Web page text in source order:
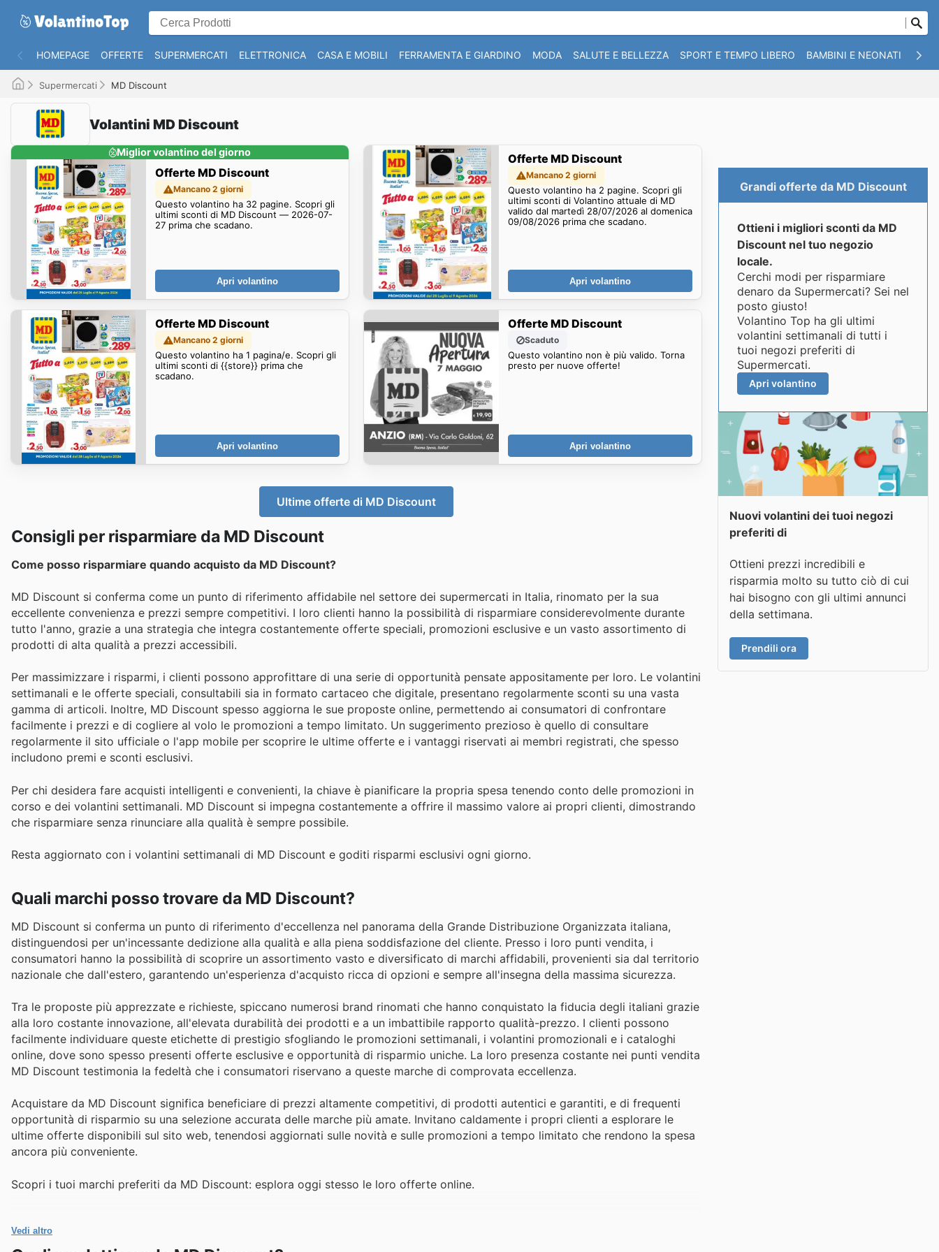
HOMEPAGE OFFERTE SUPERMERCATI ELETTRONICA CASA E MOBILI FERRAMENTA E GIARDINO MODA SALUTE E BELLEZZA SPORT E TEMPO LIBERO BAMBINI E NEONATI
Supermercati MD Discount
Volantini MD Discount
Miglior volantino del giorno
Offerte MD Discount
Mancano 2 giorni
Questo volantino ha 32 pagine. Scopri gli
ultimi sconti di MD Discount — 2026-07-
27 prima che scadano.
Apri volantino
Offerte MD Discount
Mancano 2 giorni
Questo volantino ha 2 pagine. Scopri gli
ultimi sconti di Volantino attuale di MD
valido dal martedì 28/07/2026 al domenica
09/08/2026 prima che scadano.
Apri volantino
Offerte MD Discount
Mancano 2 giorni
Questo volantino ha 1 pagina/e. Scopri gli
ultimi sconti di {{store}} prima che
scadano.
Apri volantino
Offerte MD Discount
Scaduto
Questo volantino non è più valido. Torna
presto per nuove offerte!
Apri volantino
Ultime offerte di MD Discount
Consigli per risparmiare da MD Discount
Come posso risparmiare quando acquisto da MD Discount?
MD Discount si conferma come un punto di riferimento affidabile nel settore dei supermercati in Italia, rinomato per la sua
eccellente convenienza e prezzi sempre competitivi. I loro clienti hanno la possibilità di risparmiare considerevolmente durante
tutto l'anno, grazie a una strategia che integra costantemente offerte speciali, promozioni esclusive e un vasto assortimento di
prodotti di alta qualità a prezzi accessibili.
Per massimizzare i risparmi, i clienti possono approfittare di una serie di opportunità pensate appositamente per loro. Le volantini
settimanali e le offerte speciali, consultabili sia in formato cartaceo che digitale, presentano regolarmente sconti su una vasta
gamma di articoli. Inoltre, MD Discount spesso aggiorna le sue proposte online, permettendo ai consumatori di confrontare
facilmente i prezzi e di cogliere al volo le promozioni a tempo limitato. Un suggerimento prezioso è quello di consultare
regolarmente il sito ufficiale o l'app mobile per scoprire le ultime offerte e i vantaggi riservati ai membri registrati, che spesso
includono premi e sconti esclusivi.
Per chi desidera fare acquisti intelligenti e convenienti, la chiave è pianificare la propria spesa tenendo conto delle promozioni in
corso e dei volantini settimanali. MD Discount si impegna costantemente a offrire il massimo valore ai propri clienti, dimostrando
che risparmiare senza rinunciare alla qualità è sempre possibile.
Resta aggiornato con i volantini settimanali di MD Discount e goditi risparmi esclusivi ogni giorno.
Quali marchi posso trovare da MD Discount?
MD Discount si conferma un punto di riferimento d'eccellenza nel panorama della Grande Distribuzione Organizzata italiana,
distinguendosi per un'incessante dedizione alla qualità e alla piena soddisfazione del cliente. Presso i loro punti vendita, i
consumatori hanno la possibilità di scoprire un assortimento vasto e diversificato di marchi affidabili, provenienti sia dal territorio
nazionale che dall'estero, garantendo un'esperienza d'acquisto ricca di opzioni e sempre all'insegna della massima sicurezza.
Tra le proposte più apprezzate e richieste, spiccano numerosi brand rinomati che hanno conquistato la fiducia degli italiani grazie
alla loro costante innovazione, all'elevata durabilità dei prodotti e a un imbattibile rapporto qualità-prezzo. I clienti possono
facilmente individuare queste etichette di prestigio sfogliando le promozioni settimanali, i volantini promozionali e i cataloghi
online, dove sono spesso presenti offerte esclusive e opportunità di risparmio uniche. La loro presenza costante nei punti vendita
MD Discount testimonia la fedeltà che i consumatori riservano a queste marche di comprovata eccellenza.
Acquistare da MD Discount significa beneficiare di prezzi altamente competitivi, di prodotti autentici e garantiti, e di frequenti
opportunità di risparmio su una selezione accurata delle marche più amate. Invitano caldamente i propri clienti a esplorare le
ultime offerte disponibili sul sito web, tenendosi aggiornati sulle novità e sulle promozioni a tempo limitato che rendono la spesa
ancora più conveniente.
Scopri i tuoi marchi preferiti da MD Discount: esplora oggi stesso le loro offerte online.
Vedi altro
Grandi offerte da MD Discount
Ottieni i migliori sconti da MD
Discount nel tuo negozio
locale.
Cerchi modi per risparmiare
denaro da Supermercati? Sei nel
posto giusto!
Volantino Top ha gli ultimi
volantini settimanali di tutti i
tuoi negozi preferiti di
Supermercati.
Apri volantino
Nuovi volantini dei tuoi negozi
preferiti di
Ottieni prezzi incredibili e
risparmia molto su tutto ciò di cui
hai bisogno con gli ultimi annunci
della settimana.
Prendili ora